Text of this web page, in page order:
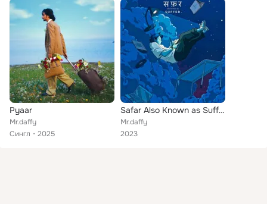
Pyaar
Mr.daffy
Сингл
2025
Safar Also Known as Suffer
Mr.daffy
2023